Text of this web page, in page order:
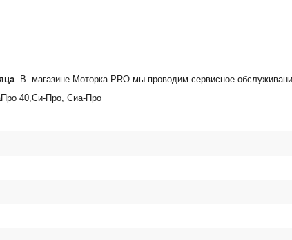
. В магазине Моторка.PRO мы проводим сервисное
40,Си-Про, Сиа-Про